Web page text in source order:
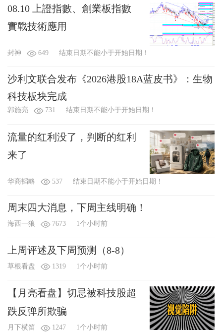
08.10 上證指數、創業板指數
實戰技術應用
封神 649 结束日期不能小于开始日期！
沙利文联合发布《2026港股18A蓝皮书》：生物
科技板块完成
郭施亮 731 结束日期不能小于开始日期！
流量的红利没了，判断的红利
来了
华商韬略 537 结束日期不能小于开始日期！
周末四大消息，下周主线明确！
海西一狼 7673 1个小时前
上周评述及下周预测（8-8）
草根看盘 1319 1个小时前
【月亮看盘】切忌被科技股超
跌反弹所欺骗
月下横笛 1247 1个小时前